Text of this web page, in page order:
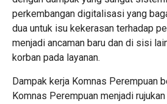
perkembangan digitalisasi yang
dua untuk isu kekerasan terhadap
menjadi ancaman baru dan di sisi
korban pada layanan.
‎Dampak kerja Komnas Perempuan
Komnas Perempuan menjadi